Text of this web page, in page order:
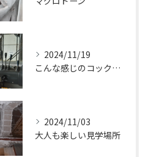
2024/11/19
こんな感じのコックピットはたまらないです
2024/11/03
大人も楽しい見学場所